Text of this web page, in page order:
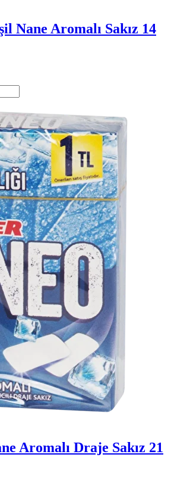
Nane Aromalı Sakız 14
Aromalı Draje Sakız 21